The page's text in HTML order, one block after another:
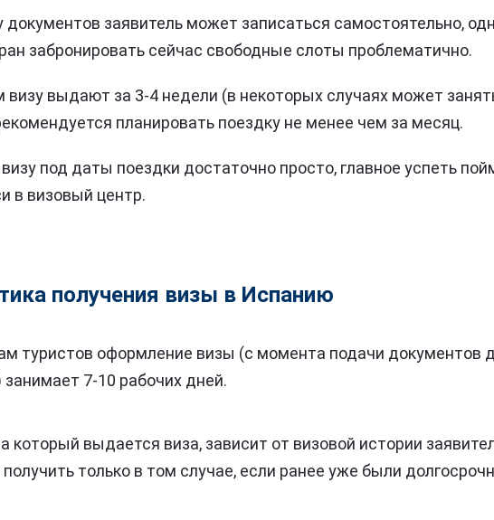
документов заявитель может записаться самостоятельно,
забронировать сейчас свободные слоты проблематично.
визу выдают за 3-4 недели (в некоторых случаях может
планировать поездку не менее чем за месяц.
под даты поездки достаточно просто, главное успеть
в визовый центр.
получения визы в Испанию
туристов оформление визы (с момента подачи документов
занимает 7-10 рабочих дней.
который выдается виза, зависит от визовой истории
только в том случае, если ранее уже были